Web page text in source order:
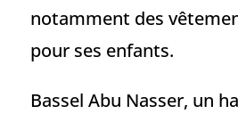
notamment des
pour ses enfants.
Bassel Abu Nasser, un